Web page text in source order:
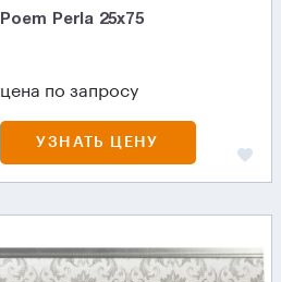
Poem Perla 25x75
цена по запросу
УЗНАТЬ ЦЕНУ